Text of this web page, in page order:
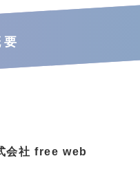
会社 free web